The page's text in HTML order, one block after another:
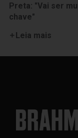
Preta: "Vai ser
chave"
Leia mais